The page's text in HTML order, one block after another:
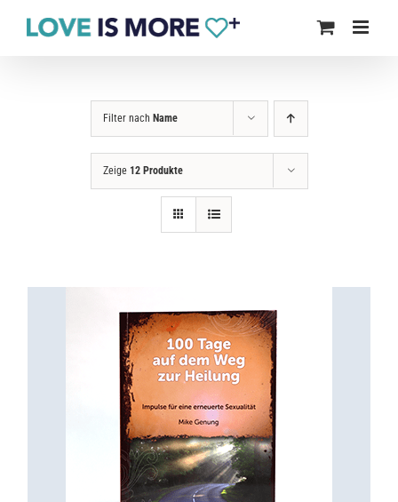
Inhalt
Filter nach Name
Zeige 12 Produkte